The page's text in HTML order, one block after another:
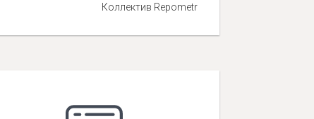
Коллектив Repometr